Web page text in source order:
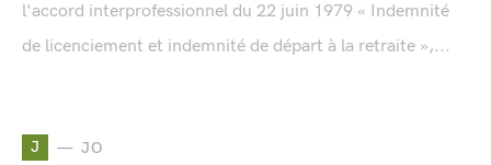
l'accord interprofessionnel du 22 juin 1979 « Indemnité
de licenciement et indemnité de départ à la retraite »,...
J JO